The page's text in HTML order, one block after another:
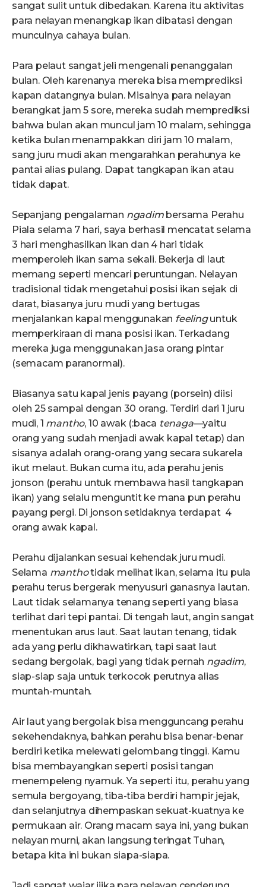
sangat sulit untuk dibedakan. Karena itu aktivitas
para nelayan menangkap ikan dibatasi dengan
munculnya cahaya bulan.
Para pelaut sangat jeli mengenali penanggalan
bulan. Oleh karenanya mereka bisa memprediksi
kapan datangnya bulan. Misalnya para nelayan
berangkat jam 5 sore, mereka sudah memprediksi
bahwa bulan akan muncul jam 10 malam, sehingga
ketika bulan menampakkan diri jam 10 malam,
sang juru mudi akan mengarahkan perahunya ke
pantai alias pulang. Dapat tangkapan ikan atau
tidak dapat.
Sepanjang pengalaman ngadimbersama Perahu
Piala selama 7 hari, saya berhasil mencatat selama
3 hari menghasilkan ikan dan 4 hari tidak
memperoleh ikan sama sekali. Bekerja di laut
memang seperti mencari peruntungan. Nelayan
tradisional tidak mengetahui posisi ikan sejak di
darat, biasanya juru mudi yang bertugas
menjalankan kapal menggunakan feelinguntuk
memperkiraan di mana posisi ikan. Terkadang
mereka juga menggunakan jasa orang pintar
(semacam paranormal).
Biasanya satu kapal jenis payang (porsein) diisi
oleh 25 sampai dengan 30 orang. Terdiri dari 1 juru
mudi, 1 mantho, 10 awak (:baca tenaga—yaitu
orang yang sudah menjadi awak kapal tetap) dan
sisanya adalah orang-orang yang secara sukarela
ikut melaut. Bukan cuma itu, ada perahu jenis
jonson (perahu untuk membawa hasil tangkapan
ikan) yang selalu menguntit ke mana pun perahu
payang pergi. Di jonson setidaknya terdapat 4
orang awak kapal.
Perahu dijalankan sesuai kehendak juru mudi.
Selama manthotidak melihat ikan, selama itu pula
perahu terus bergerak menyusuri ganasnya lautan.
Laut tidak selamanya tenang seperti yang biasa
terlihat dari tepi pantai. Di tengah laut, angin sangat
menentukan arus laut. Saat lautan tenang, tidak
ada yang perlu dikhawatirkan, tapi saat laut
sedang bergolak, bagi yang tidak pernah ngadim,
siap-siap saja untuk terkocok perutnya alias
muntah-muntah.
Air laut yang bergolak bisa mengguncang perahu
sekehendaknya, bahkan perahu bisa benar-benar
berdiri ketika melewati gelombang tinggi. Kamu
bisa membayangkan seperti posisi tangan
menempeleng nyamuk. Ya seperti itu, perahu yang
semula bergoyang, tiba-tiba berdiri hampir jejak,
dan selanjutnya dihempaskan sekuat-kuatnya ke
permukaan air. Orang macam saya ini, yang bukan
nelayan murni, akan langsung teringat Tuhan,
betapa kita ini bukan siapa-siapa.